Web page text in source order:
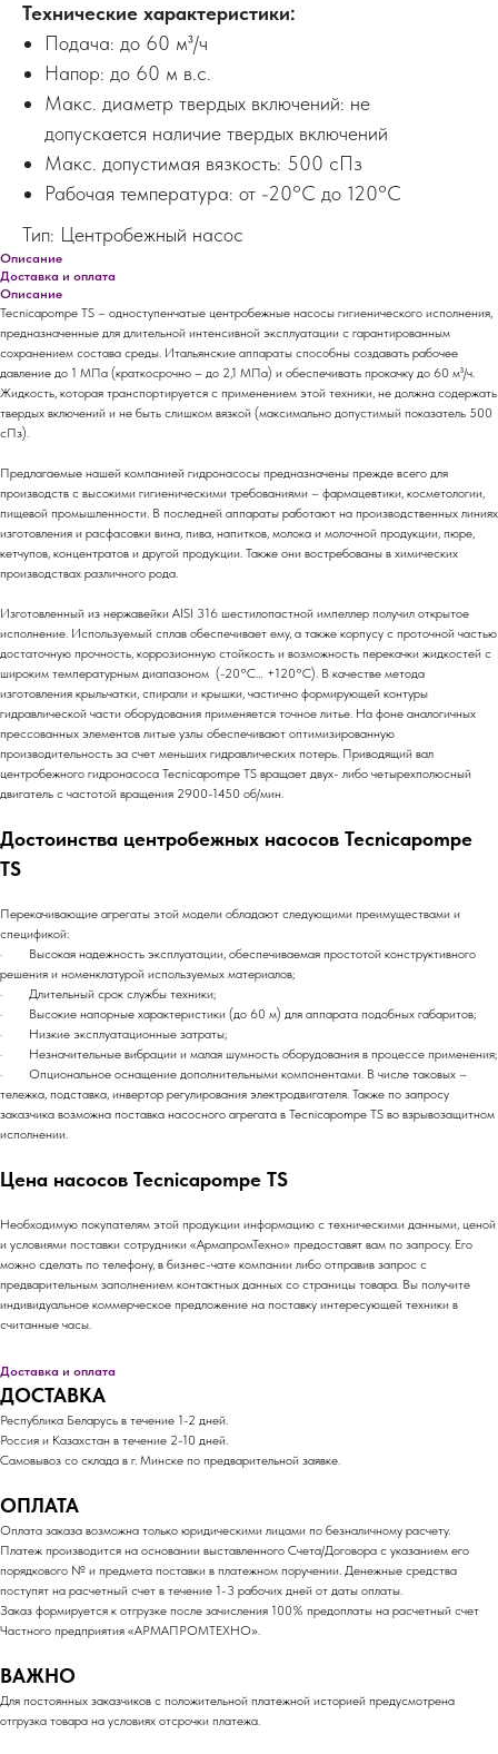
Технические характеристики:
Подача: до 60 м³/ч
Напор: до 60 м в.с.
Макс. диаметр твердых включений: не
допускается наличие твердых включений
Макс. допустимая вязкость: 500 сПз
Рабочая температура: от -20°C до 120°C
Тип: Центробежный насос
Описание
Доставка и оплата
Описание
Tecnicapompe TS – одноступенчатые центробежные насосы гигиенического исполнения,
предназначенные для длительной интенсивной эксплуатации с гарантированным
сохранением состава среды. Итальянские аппараты способны создавать рабочее
давление до 1 МПа (краткосрочно – до 2,1 МПа) и обеспечивать прокачку до 60 м³/ч.
Жидкость, которая транспортируется с применением этой техники, не должна содержать
твердых включений и не быть слишком вязкой (максимально допустимый показатель 500
сПз).
Предлагаемые нашей компанией гидронасосы предназначены прежде всего для
производств с высокими гигиеническими требованиями – фармацевтики, косметологии,
пищевой промышленности. В последней аппараты работают на производственных линиях
изготовления и расфасовки вина, пива, напитков, молока и молочной продукции, пюре,
кетчупов, концентратов и другой продукции. Также они востребованы в химических
производствах различного рода.
Изготовленный из нержавейки AISI 316 шестилопастной импеллер получил открытое
исполнение. Используемый сплав обеспечивает ему, а также корпусу с проточной частью
достаточную прочность, коррозионную стойкость и возможность перекачки жидкостей с
широким температурным диапазоном (-20°С… +120°С). В качестве метода
изготовления крыльчатки, спирали и крышки, частично формирующей контуры
гидравлической части оборудования применяется точное литье. На фоне аналогичных
прессованных элементов литые узлы обеспечивают оптимизированную
производительность за счет меньших гидравлических потерь. Приводящий вал
центробежного гидронасоса Tecnicapompe TS вращает двух- либо четырехполюсный
двигатель с частотой вращения 2900-1450 об/мин.
Достоинства центробежных насосов Tecnicapompe
TS
Перекачивающие агрегаты этой модели обладают следующими преимуществами и
спецификой:
· Высокая надежность эксплуатации, обеспечиваемая простотой конструктивного
решения и номенклатурой используемых материалов;
· Длительный срок службы техники;
· Высокие напорные характеристики (до 60 м) для аппарата подобных габаритов;
· Низкие эксплуатационные затраты;
· Незначительные вибрации и малая шумность оборудования в процессе применения;
· Опциональное оснащение дополнительными компонентами. В числе таковых –
тележка, подставка, инвертор регулирования электродвигателя. Также по запросу
заказчика возможна поставка насосного агрегата в Tecnicapompe TS во взрывозащитном
исполнении.
Цена насосов Tecnicapompe TS
Необходимую покупателям этой продукции информацию с техническими данными, ценой
и условиями поставки сотрудники «АрмапромТехно» предоставят вам по запросу. Его
можно сделать по телефону, в бизнес-чате компании либо отправив запрос с
предварительным заполнением контактных данных со страницы товара. Вы получите
индивидуальное коммерческое предложение на поставку интересующей техники в
считанные часы.
Доставка и оплата
ДОСТАВКА
Республика Беларусь в течение 1-2 дней.
Россия и Казахстан в течение 2-10 дней.
Самовывоз со склада в г. Минске по предварительной заявке.
ОПЛАТА
Оплата заказа возможна только юридическими лицами по безналичному расчету.
Платеж производится на основании выставленного Счета/Договора с указанием его
порядкового № и предмета поставки в платежном поручении. Денежные средства
поступят на расчетный счет в течение 1-3 рабочих дней от даты оплаты.
Заказ формируется к отгрузке после зачисления 100% предоплаты на расчетный счет
Частного предприятия «АРМАПРОМТЕХНО».
ВАЖНО
Для постоянных заказчиков с положительной платежной историей предусмотрена
отгрузка товара на условиях отсрочки платежа.